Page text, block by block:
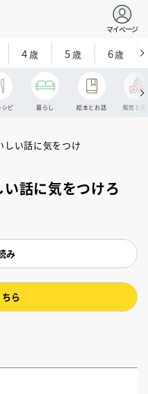
マイページ
4歳 5歳 6歳
シピ 暮らし 絵本とお話 知育と探
話に気をつけろ
み
ら